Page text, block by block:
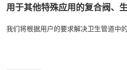
用于其他特殊应用的复合阀、
我们将根据用户的要求解决卫生管道中